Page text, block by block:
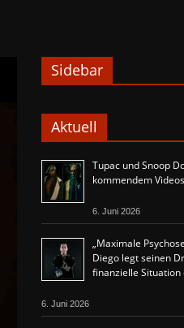
Sidebar
Aktuell
Tupac und Snoop
kommendem
6. Juni 2026
„Maximale
Diego legt seinen
finanzielle Situation
6. Juni 2026